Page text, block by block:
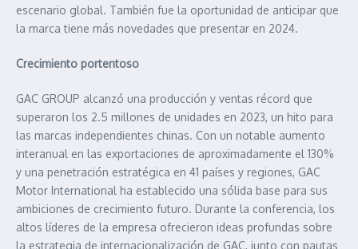
escenario global. También fue la oportunidad de anticipar que
la marca tiene más novedades que presentar en 2024.
Crecimiento portentoso
GAC GROUP alcanzó una producción y ventas récord que
superaron los 2.5 millones de unidades en 2023, un hito para
las marcas independientes chinas. Con un notable aumento
interanual en las exportaciones de aproximadamente el 130%
y una penetración estratégica en 41 países y regiones, GAC
Motor International ha establecido una sólida base para sus
ambiciones de crecimiento futuro. Durante la conferencia, los
altos líderes de la empresa ofrecieron ideas profundas sobre
la estrategia de internacionalización de GAC, junto con pautas